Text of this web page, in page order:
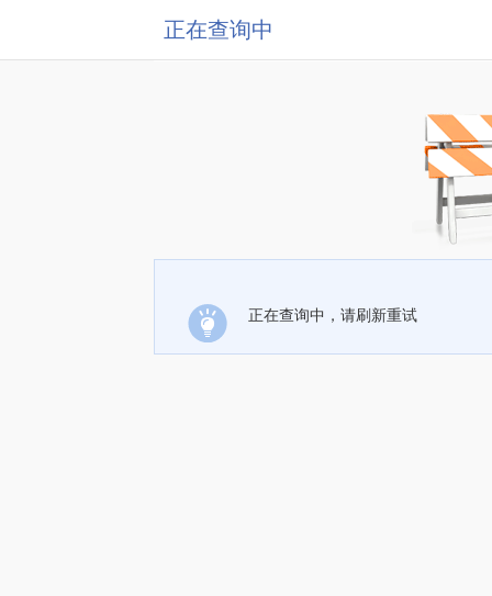
正在查询中
正在查询中，请刷新重试